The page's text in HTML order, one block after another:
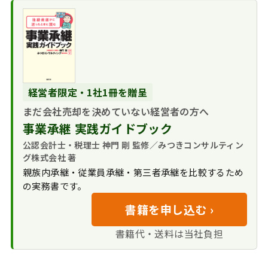
市場動向と現状
転換
クラウド移行加速と「2025年の崖」
問題が業務システム業界の再編を急が
メリット・デメリット
売り手のメリッ
ト・デメリット
買い手のメリッ
業務システム業界の企業価値の目安
業務システム業界
の売却相場と一般的な
業務システム業界
当社が見てきた
譲渡価格を大きく左右
する」固有の要因
業務システム業界におけるM&Aの主
要な目的とシナジー
らの脱却
自社プロダクトと
の統合によるワンスト
ップサービス化
業務システム業界のM&Aで注意すべ
き留意点とリスク
リスクとその対策
デューデリジェン
業務システム業界のM&Aの手順
当社が感じる「業務システム業界の
買い手」として増えている企業の傾向
経営者限定・1社1冊を贈呈
まだ会社売却を決めていない経営者の方へ
事業承継 実践ガイドブック
公認会計士・税理士 神門 剛 監修／みつきコンサルティン
グ株式会社 著
親族内承継・従業員承継・第三者承継を比較するため
の実務書です。
書籍を申し込む ›
書籍代・送料は当社負担